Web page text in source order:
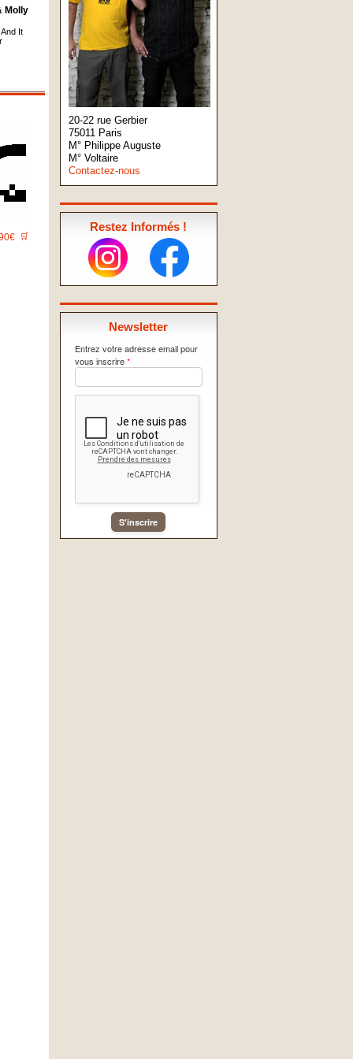
20-22 rue Gerbier
75011 Paris
M° Philippe Auguste
M° Voltaire
Contactez-nous
Restez Informés !
Newsletter
Entrez votre adresse email pour
vous inscrire*
S'inscrire
Molly
It
🛒